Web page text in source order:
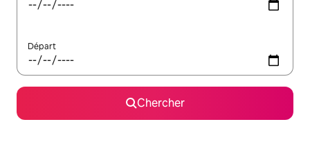
Départ
Chercher